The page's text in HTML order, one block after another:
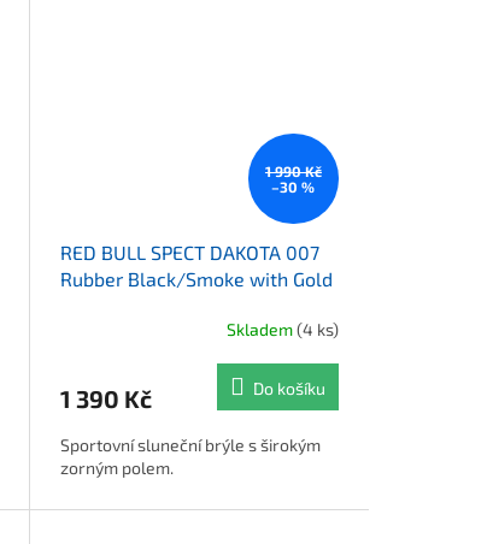
1 990 Kč
–30 %
RED BULL SPECT DAKOTA 007
Rubber Black/Smoke with Gold
Skladem(4 ks)
1 390 Kč Do košíku
Sportovní sluneční brýle s širokým
zorným polem.